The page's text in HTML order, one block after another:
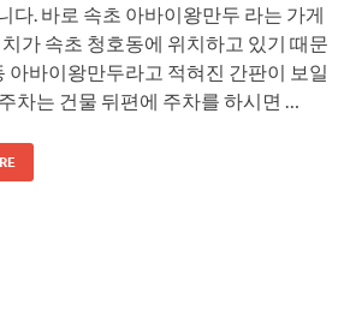
다. 바로 속초 아바이왕만두 라는 가게
가 속초 청호동에 위치하고 있기 때문
아바이왕만두라고 적혀진 간판이 보일
차는 건물 뒤편에 주차를 하시면 …